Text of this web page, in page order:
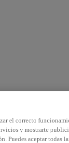
el correcto
y mostrarte
Puedes aceptar todas